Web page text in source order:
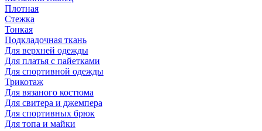
Плотная
Стежка
Тонкая
Подкладочная ткань
Для верхней одежды
Для платья с пайетками
Для спортивной одежды
Трикотаж
Для вязаного костюма
Для свитера и джемпера
Для спортивных брюк
Для топа и майки